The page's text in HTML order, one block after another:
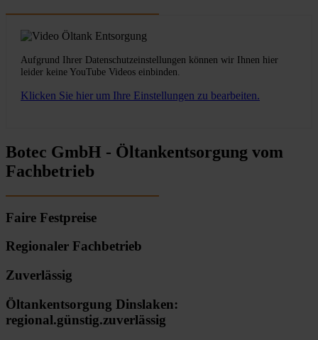
Aufgrund Ihrer Datenschutzeinstellungen können wir Ihnen hier
leider keine YouTube Videos einbinden.
Klicken Sie hier um Ihre Einstellungen zu bearbeiten.
Botec GmbH - Öltankentsorgung vom
Fachbetrieb
Faire Festpreise
Regionaler Fachbetrieb
Zuverlässig
Öltankentsorgung Dinslaken:
regional.günstig.zuverlässig